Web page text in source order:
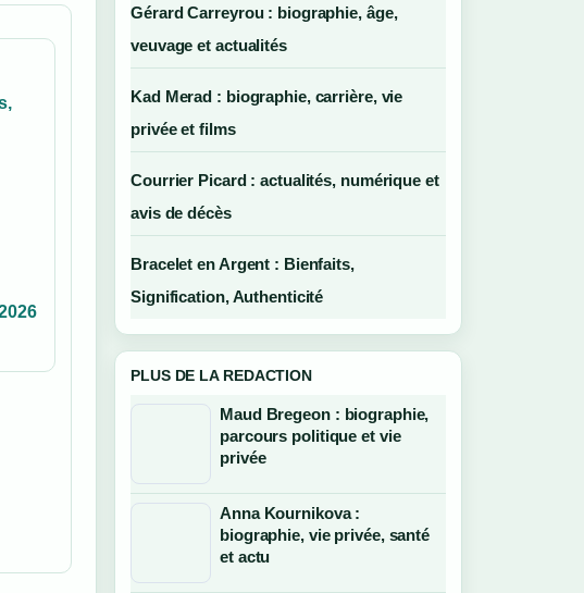
Gérard Carreyrou : biographie, âge,
veuvage et actualités
Kad Merad : biographie, carrière, vie
privée et films
Courrier Picard : actualités, numérique et
avis de décès
Bracelet en Argent : Bienfaits,
Signification, Authenticité
PLUS DE LA REDACTION
Maud Bregeon : biographie,
parcours politique et vie
privée
Anna Kournikova :
biographie, vie privée, santé
et actu